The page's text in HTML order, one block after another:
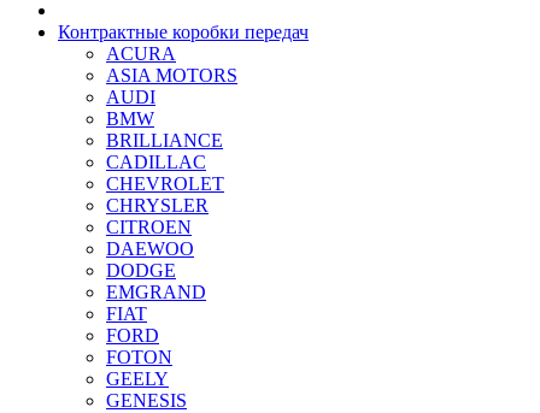
Контрактные коробки передач
ACURA
ASIA MOTORS
AUDI
BMW
BRILLIANCE
CADILLAC
CHEVROLET
CHRYSLER
CITROEN
DAEWOO
DODGE
EMGRAND
FIAT
FORD
FOTON
GEELY
GENESIS